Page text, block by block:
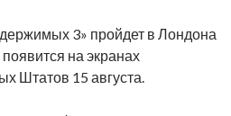
3» пройдет в Лондона
на экранах
Штатов 15 августа.